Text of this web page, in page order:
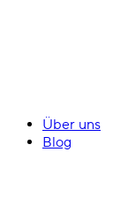
Über uns
Blog